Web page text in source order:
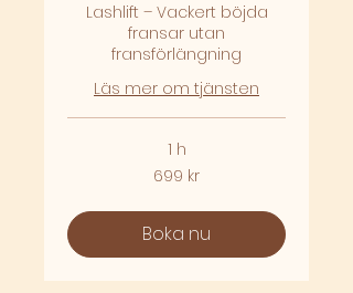
Lashlift – Vackert böjda
fransar utan
fransförlängning
Läs mer om tjänsten
1 h
699 kr
Boka nu